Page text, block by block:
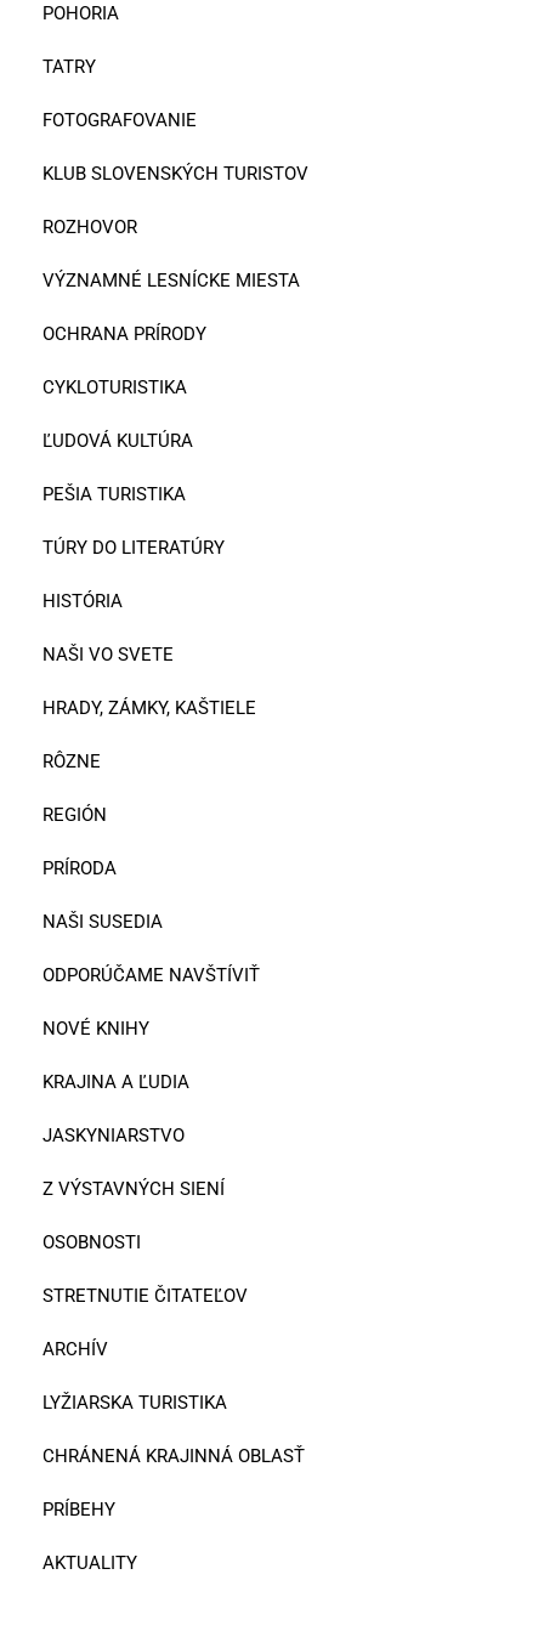
POHORIA
TATRY
FOTOGRAFOVANIE
KLUB SLOVENSKÝCH TURISTOV
ROZHOVOR
VÝZNAMNÉ LESNÍCKE MIESTA
OCHRANA PRÍRODY
CYKLOTURISTIKA
ĽUDOVÁ KULTÚRA
PEŠIA TURISTIKA
TÚRY DO LITERATÚRY
HISTÓRIA
NAŠI VO SVETE
HRADY, ZÁMKY, KAŠTIELE
RÔZNE
REGIÓN
PRÍRODA
NAŠI SUSEDIA
ODPORÚČAME NAVŠTÍVIŤ
NOVÉ KNIHY
KRAJINA A ĽUDIA
JASKYNIARSTVO
Z VÝSTAVNÝCH SIENÍ
OSOBNOSTI
STRETNUTIE ČITATEĽOV
ARCHÍV
LYŽIARSKA TURISTIKA
CHRÁNENÁ KRAJINNÁ OBLASŤ
PRÍBEHY
AKTUALITY